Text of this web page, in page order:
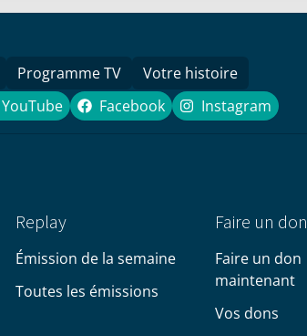
Programme TV
Votre histoire
YouTube
YouTube Facebook
Facebook Instagram
Instagram
Replay
Émission de la semaine
Toutes les émissions
Faire un don
Faire un don
maintenant
Vos dons